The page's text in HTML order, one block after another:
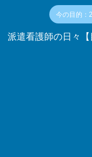
今の目的：
派遣看護師の日々